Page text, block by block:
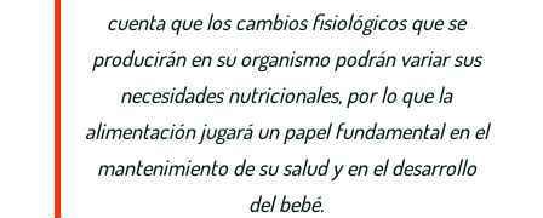
cuenta que los cambios fisiológicos que se
producirán en su organismo podrán variar sus
necesidades nutricionales, por lo que la
alimentación jugará un papel fundamental en el
mantenimiento de su salud y en el desarrollo
del bebé.